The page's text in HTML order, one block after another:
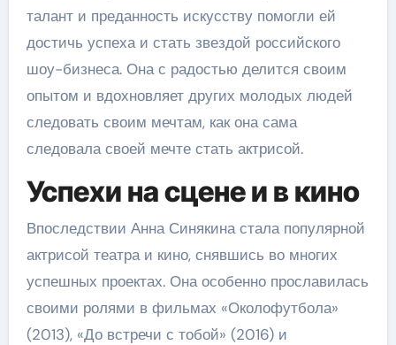
талант и преданность искусству помогли ей
достичь успеха и стать звездой российского
шоу-бизнеса. Она с радостью делится своим
опытом и вдохновляет других молодых людей
следовать своим мечтам, как она сама
следовала своей мечте стать актрисой.
Успехи на сцене и в кино
Впоследствии Анна Синякина стала популярной
актрисой театра и кино, снявшись во многих
успешных проектах. Она особенно прославилась
своими ролями в фильмах «Околофутбола»
(2013), «До встречи с тобой» (2016) и